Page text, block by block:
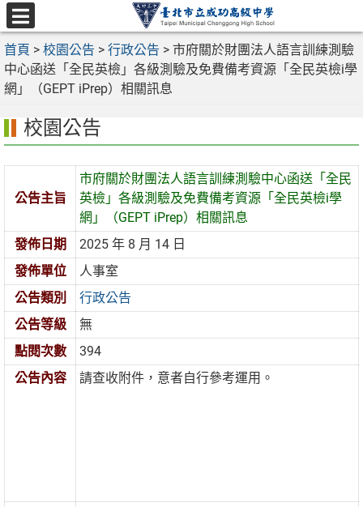
跳
至
主
要
內
選
單
首頁 > 校園公告 > 行政公告 > 市府關於財團法人語言訓練測驗
中心函送「全民英檢」各級測驗及免費備考資源「全民英檢i學
網」（GEPT iPrep）相關訊息
校園公告
公告主旨
市府關於財團法人語言訓練測驗中心函送「全民
英檢」各級測驗及免費備考資源「全民英檢i學
網」（GEPT iPrep）相關訊息
發佈日期
2025 年 8 月 14 日
發佈單位
人事室
公告類別
行政公告
公告等級
無
點閱次數
394
公告內容
請查收附件，意者自行參考運用。